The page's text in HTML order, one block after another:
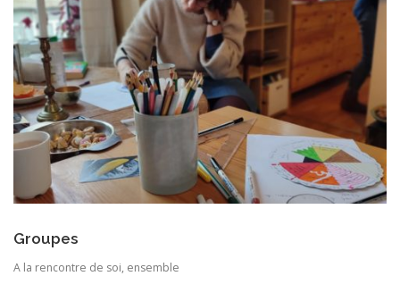
Groupes
A la rencontre de soi, ensemble